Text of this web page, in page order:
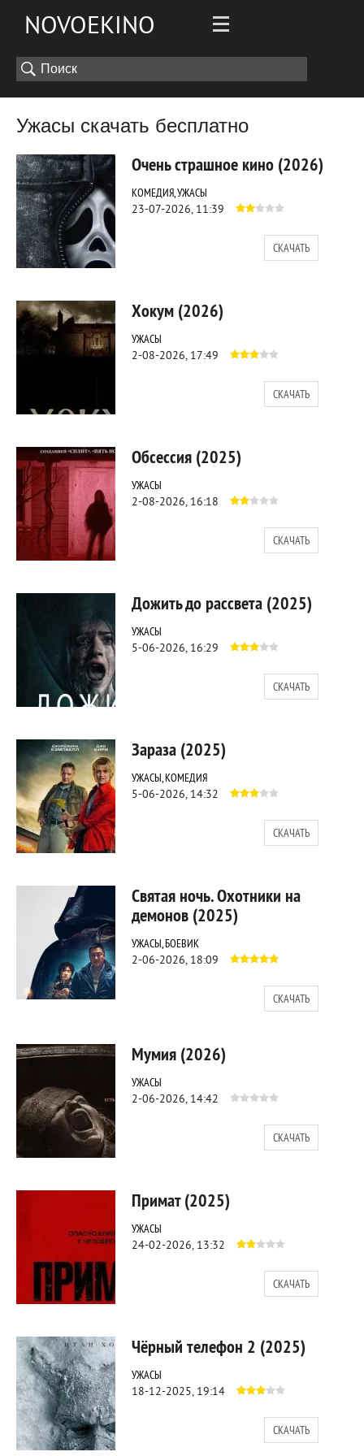
NOVOEKINO
Ужасы скачать бесплатно
Очень страшное кино (2026)
КОМЕДИЯ, УЖАСЫ
23-07-2026, 11:39
СКАЧАТЬ
Хокум (2026)
УЖАСЫ
2-08-2026, 17:49
СКАЧАТЬ
Обсессия (2025)
УЖАСЫ
2-08-2026, 16:18
СКАЧАТЬ
Дожить до рассвета (2025)
УЖАСЫ
5-06-2026, 16:29
СКАЧАТЬ
Зараза (2025)
УЖАСЫ, КОМЕДИЯ
5-06-2026, 14:32
СКАЧАТЬ
Святая ночь. Охотники на
демонов (2025)
УЖАСЫ, БОЕВИК
2-06-2026, 18:09
СКАЧАТЬ
Мумия (2026)
УЖАСЫ
2-06-2026, 14:42
СКАЧАТЬ
Примат (2025)
УЖАСЫ
24-02-2026, 13:32
СКАЧАТЬ
Чёрный телефон 2 (2025)
УЖАСЫ
18-12-2025, 19:14
СКАЧАТЬ